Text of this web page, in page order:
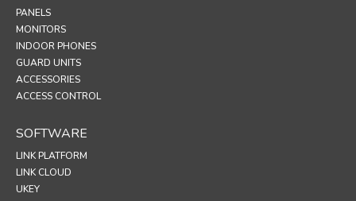
PANELS
MONITORS
INDOOR PHONES
GUARD UNITS
ACCESSORIES
ACCESS CONTROL
SOFTWARE
LINK PLATFORM
LINK CLOUD
UKEY